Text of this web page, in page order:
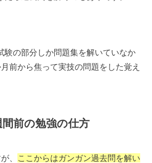
の部分しか問題集を解いていなか
前から焦って実技の問題をした覚え
前の勉強の仕方
、
ここからはガンガン過去問を解い